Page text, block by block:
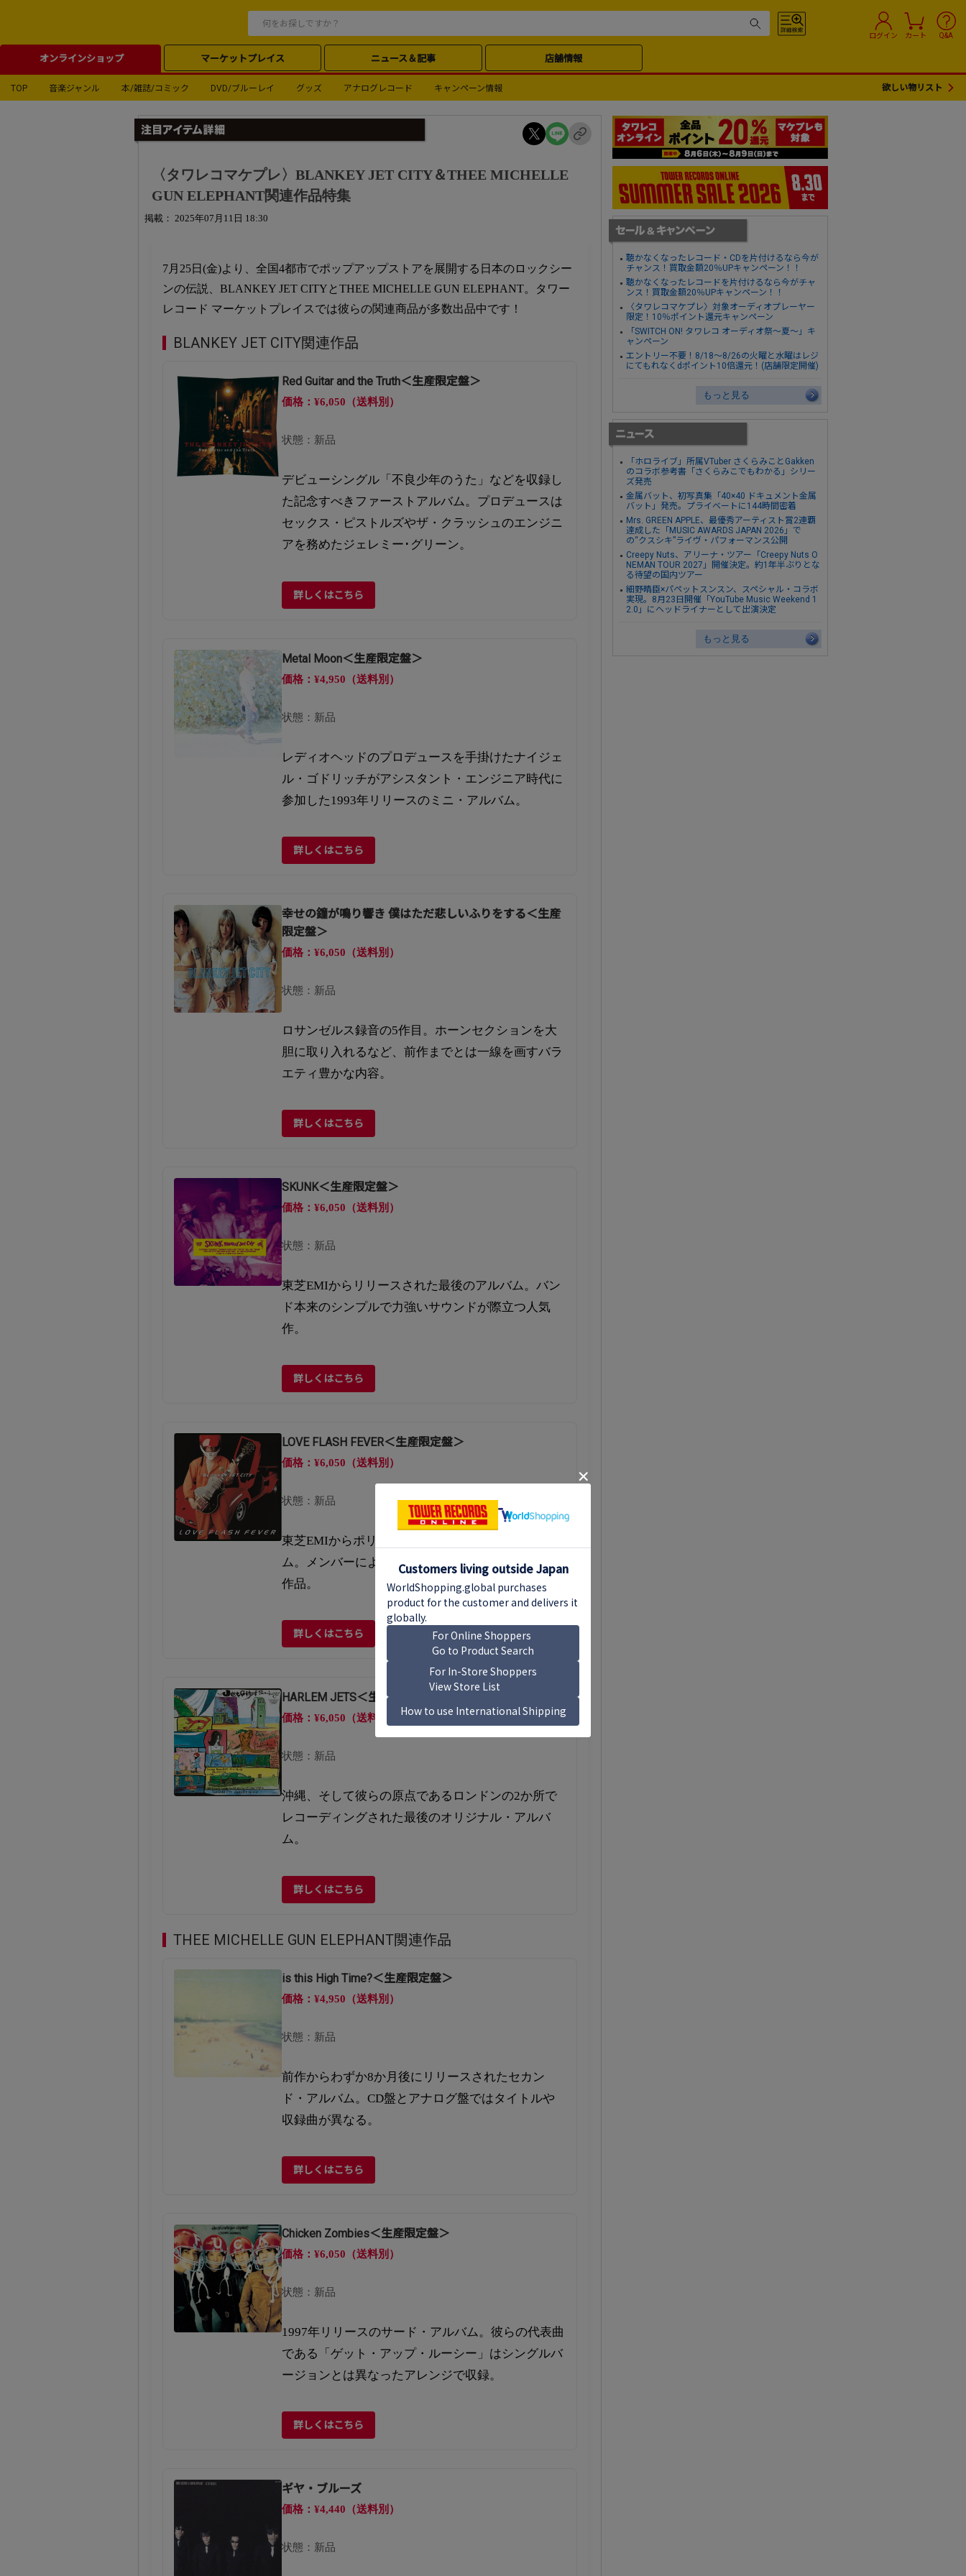
ログイン カート Q&A
オンラインショップ マーケットプレイス ニュース＆記事 店舗情報
TOP 音楽ジャンル 本/雑誌/コミック DVD/ブルーレイ グッズ アナログレコード キャンペーン情報 欲しい物リスト
〈タワレコマケプレ〉BLANKEY JET CITY＆THEE MICHELLE
GUN ELEPHANT関連作品特集
掲載： 2025年07月11日 18:30
7月25日(金)より、全国4都市でポップアップストアを展開する日本のロックシー
ンの伝説、BLANKEY JET CITYとTHEE MICHELLE GUN ELEPHANT。タワー
レコード マーケットプレイスでは彼らの関連商品が多数出品中です！
BLANKEY JET CITY関連作品
Red Guitar and the Truth＜生産限定盤＞
価格：¥6,050（送料別）
状態：新品
デビューシングル「不良少年のうた」などを収録し
た記念すべきファーストアルバム。プロデュースは
セックス・ピストルズやザ・クラッシュのエンジニ
アを務めたジェレミー･グリーン。
詳しくはこちら
Metal Moon＜生産限定盤＞
価格：¥4,950（送料別）
状態：新品
レディオヘッドのプロデュースを手掛けたナイジェ
ル・ゴドリッチがアシスタント・エンジニア時代に
参加した1993年リリースのミニ・アルバム。
詳しくはこちら
幸せの鐘が鳴り響き 僕はただ悲しいふりをする＜生産
限定盤＞
価格：¥6,050（送料別）
状態：新品
ロサンゼルス録音の5作目。ホーンセクションを大
胆に取り入れるなど、前作までとは一線を画すバラ
エティ豊かな内容。
詳しくはこちら
SKUNK＜生産限定盤＞
価格：¥6,050（送料別）
状態：新品
東芝EMIからリリースされた最後のアルバム。バン
ド本来のシンプルで力強いサウンドが際立つ人気
作。
詳しくはこちら
LOVE FLASH FEVER＜生産限定盤＞
価格：¥6,050（送料別）
状態：新品
東芝EMIからポリドールに移籍後の最初のアルバ
ム。メンバーによる初の全編セルフ・プロデュース
作品。
詳しくはこちら
HARLEM JETS＜生産限定盤＞
価格：¥6,050（送料別）
状態：新品
沖縄、そして彼らの原点であるロンドンの2か所で
レコーディングされた最後のオリジナル・アルバ
ム。
詳しくはこちら
THEE MICHELLE GUN ELEPHANT関連作品
is this High Time?＜生産限定盤＞
価格：¥4,950（送料別）
状態：新品
前作からわずか8か月後にリリースされたセカン
ド・アルバム。CD盤とアナログ盤ではタイトルや
収録曲が異なる。
詳しくはこちら
Chicken Zombies＜生産限定盤＞
価格：¥6,050（送料別）
状態：新品
1997年リリースのサード・アルバム。彼らの代表曲
である「ゲット・アップ・ルーシー」はシングルバ
ージョンとは異なったアレンジで収録。
詳しくはこちら
ギヤ・ブルーズ
価格：¥4,440（送料別）
状態：新品
聴かなくなったレコード・CDを片付けるなら今が
チャンス！買取金額20％UPキャンペーン！！
聴かなくなったレコードを片付けるなら今がチャ
ンス！買取金額20％UPキャンペーン！！
〈タワレコマケプレ〉対象オーディオプレーヤー
限定！10％ポイント還元キャンペーン
「SWITCH ON! タワレコ オーディオ祭～夏～」キ
ャンペーン
エントリー不要！8/18～8/26の火曜と水曜はレジ
にてもれなくdポイント10倍還元！(店舗限定開催)
もっと見る
「ホロライブ」所属VTuber さくらみことGakken
のコラボ参考書「さくらみこでもわかる」シリー
ズ発売
金属バット、初写真集「40×40 ドキュメント金属
バット」発売。プライベートに144時間密着
Mrs. GREEN APPLE、最優秀アーティスト賞2連覇
達成した「MUSIC AWARDS JAPAN 2026」で
の“クスシキ”ライヴ・パフォーマンス公開
Creepy Nuts、アリーナ・ツアー「Creepy Nuts O
NEMAN TOUR 2027」開催決定。約1年半ぶりとな
る待望の国内ツアー
細野晴臣×パペットスンスン、スペシャル・コラボ
実現。8月23日開催「YouTube Music Weekend 1
2.0」にヘッドライナーとして出演決定
もっと見る